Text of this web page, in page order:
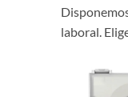
laboral.